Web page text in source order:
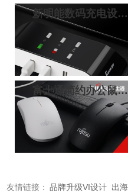
新明能数码充电设备电商首页设计
深圳品牌画册设计，品牌vi
规范，深圳品牌设计公司，
标志设计vi设计 vi设计公司
案例展示，深圳品牌设计公
司，专业vi设...
富士通简约办公鼠标详情设计
深圳设计公司，Logo设计，
vi设计，标志设计，画册设
计，Logo设计公司 深圳vi设
友情链接： 品牌升级VI设计 出